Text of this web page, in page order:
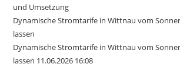
und Umsetzung
Dynamische Stromtarife in Wittnau vom
lassen
Dynamische Stromtarife in Wittnau vom
lassen 11.06.2026 16:08